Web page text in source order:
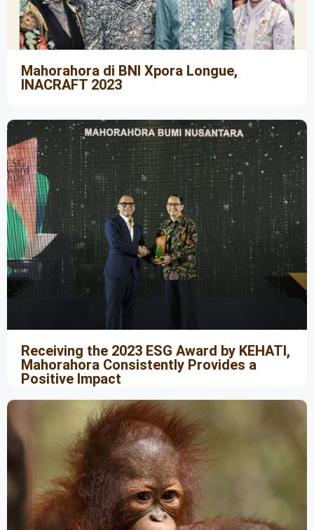
Mahorahora di BNI Xpora Longue,
INACRAFT 2023
Receiving the 2023 ESG Award by KEHATI,
Mahorahora Consistently Provides a
Positive Impact